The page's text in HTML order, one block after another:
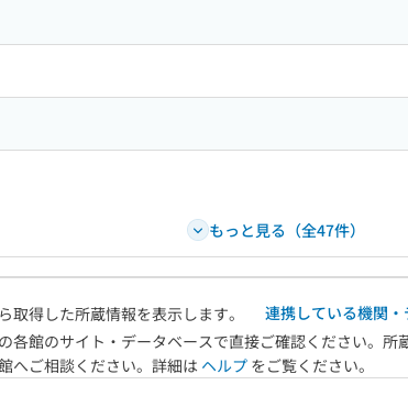
もっと見る（全47件）
得した所蔵情報を表示します。
連携している機関
各館のサイト・データベースで直接ご確認ください。所
へご相談ください。詳細は ヘルプ をご覧ください。